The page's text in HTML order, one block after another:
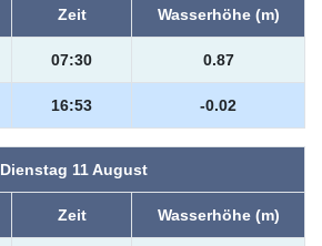
Zeit Wasserhöhe (m)
07:30 0.87
16:53 -0.02
Dienstag 11 August
Zeit Wasserhöhe (m)